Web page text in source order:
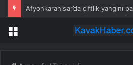
Afyonkarahisar’da çiftlik yangını
Menü